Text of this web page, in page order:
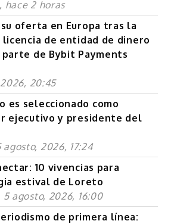
hace 2 horas
oferta en Europa tras la
de entidad de dinero
de Bybit Payments
20:45
es seleccionado como
ejecutivo y presidente del
agosto, 2026, 17:24
10 vivencias para
estival de Loreto
5 agosto, 2026, 16:00
de primera línea: